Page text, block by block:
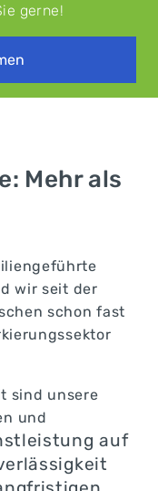
gerne!
Mehr als
wir seit der
schon fast
sind unsere
und
auf